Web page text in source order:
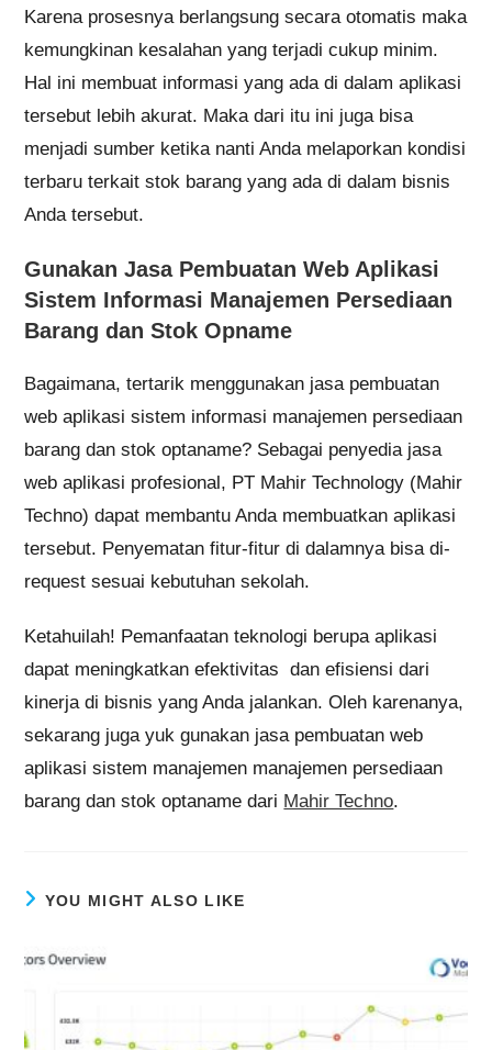
Gunakan Jasa Pembuatan Web Aplikasi
Sistem Informasi Manajemen Persediaan
Barang dan Stok Opname
Bagaimana, tertarik menggunakan jasa pembuatan
web aplikasi sistem informasi manajemen persediaan
barang dan stok optaname? Sebagai penyedia jasa
Techno) dapat membantu Anda membuatkan aplikasi
tersebut. Penyematan fitur-fitur di dalamnya bisa di-
Ketahuilah! Pemanfaatan teknologi berupa aplikasi
dapat meningkatkan efektivitas dan efisiensi dari
kinerja di bisnis yang Anda jalankan. Oleh karenanya,
sekarang juga yuk gunakan jasa pembuatan web
aplikasi sistem manajemen manajemen persediaan
barang dan stok optaname dari Mahir Techno
YOU MIGHT ALSO LIKE